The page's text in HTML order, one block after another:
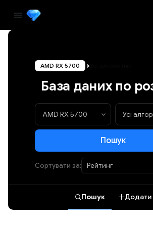
AMD RX 5700
База даних по
Пошук
Сортувати за:
Пошук Додати